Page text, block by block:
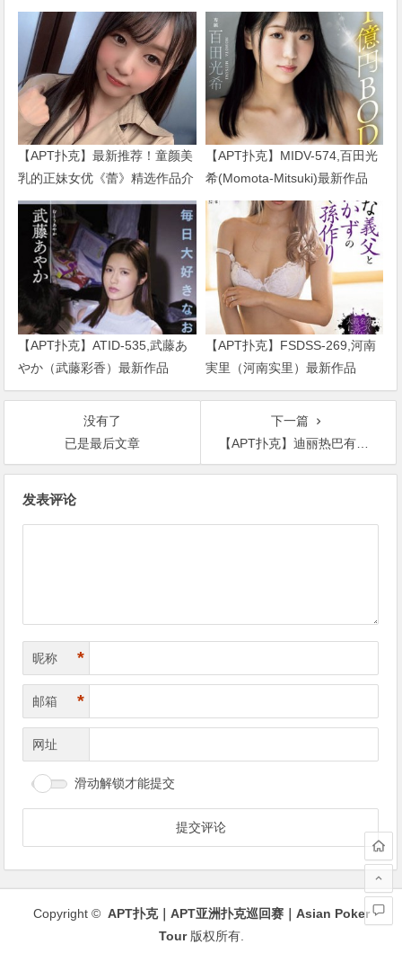
【APT扑克】最新推荐！童颜美
乳的正妹女优《蕾》精选作品介
绍……
【APT扑克】MIDV-574,百田光
希(Momota-Mitsuki)最新作品
2024/01/02发布！
【APT扑克】ATID-535,武藤あ
やか（武藤彩香）最新作品
2023/01/19发布！
【APT扑克】FSDSS-269,河南
実里（河南实里）最新作品
2021-08-26发布！
没有了
已是最后文章
下一篇
【APT扑克】迪丽热巴有望出演《长歌行》，观众讨论主演选男主会不会是他？
发表评论
昵称 *
邮箱 *
网址
滑动解锁才能提交
Copyright © APT扑克｜APT亚洲扑克巡回赛｜Asian Poker
Tour 版权所有.